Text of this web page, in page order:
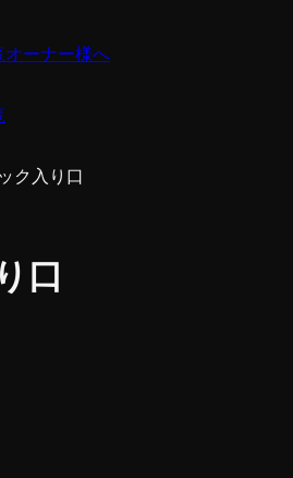
オーナー様へ
ク入り口
口